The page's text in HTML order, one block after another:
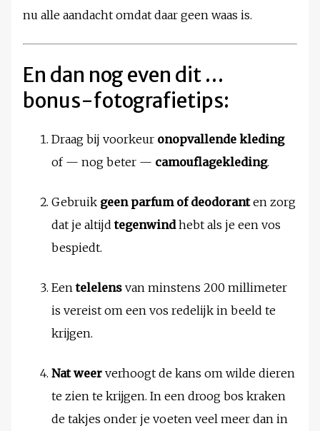
nu alle aandacht omdat daar geen waas is.
En dan nog even dit …
bonus-fotografietips:
Draag bij voorkeur onopvallende kleding
of — nog beter — camouflagekleding.
Gebruik geen parfum of deodoranten zorg
dat je altijdtegenwindhebt als je een vos
bespiedt.
Eentelelens van minstens 200 millimeter
is vereist om een vos redelijk in beeld te
krijgen.
Nat weer verhoogt de kans om wilde dieren
te zien te krijgen. In een droog bos kraken
de takjes onder je voeten veel meer dan in